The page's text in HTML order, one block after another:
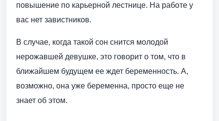
повышение по карьерной лестнице. На работе у
вас нет завистников.
В случае, когда такой сон снится молодой
нерожавшей девушке, это говорит о том, что в
ближайшем будущем ее ждет беременность. А,
возможно, она уже беременна, просто еще не
знает об этом.